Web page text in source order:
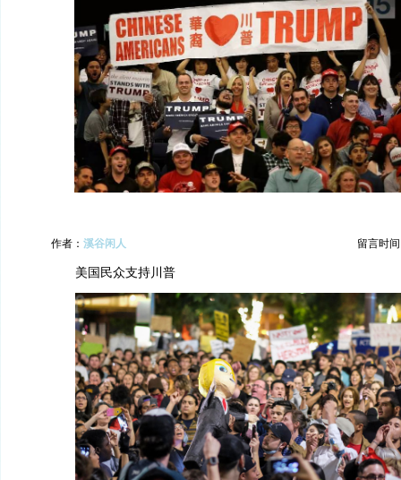
作者： 溪谷闲人 留言时间
美国民众支持川普